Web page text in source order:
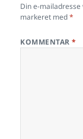
Din e-
markeret med*
KOMMENTAR*